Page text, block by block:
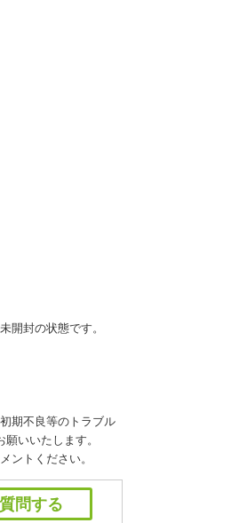
開封の状態です。
期不良等のトラブル
いいたします。
ントください。
問する